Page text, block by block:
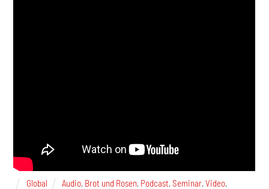
Global Audio, Brot und Rosen, Podcast,Seminar,Video,